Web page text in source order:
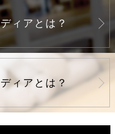
ィアとは？
ィアとは？